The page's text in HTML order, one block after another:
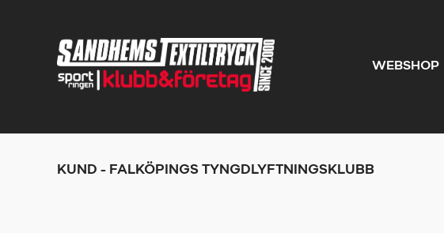
WEBSHOP
KUND - FALKÖPINGS TYNGDLYFTNINGSKLUBB